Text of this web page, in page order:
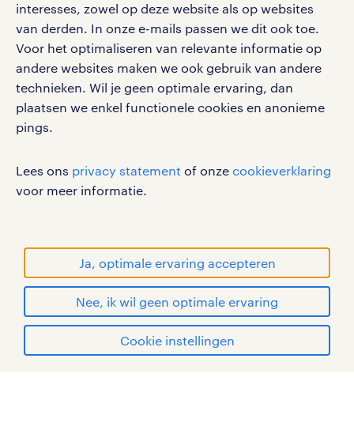
interesses, zowel op deze website als op websites
van derden. In onze e-mails passen we dit ook toe.
Voor het optimaliseren van relevante informatie op
andere websites maken we ook gebruik van andere
technieken. Wil je geen optimale ervaring, dan
plaatsen we enkel functionele cookies en anonieme
pings.
Lees ons privacy statement of onze cookieverklaring
voor meer informatie.
Ja, optimale ervaring accepteren
Nee, ik wil geen optimale ervaring
Cookie instellingen
werken bij randstad
gebruikersvoorwaarden
privacystatement
cookies
disclaimer
sitemap
RANDSTAD, HUMAN FORWARD en SHAPING THE
WORLD OF WORK zijn geregistreerde